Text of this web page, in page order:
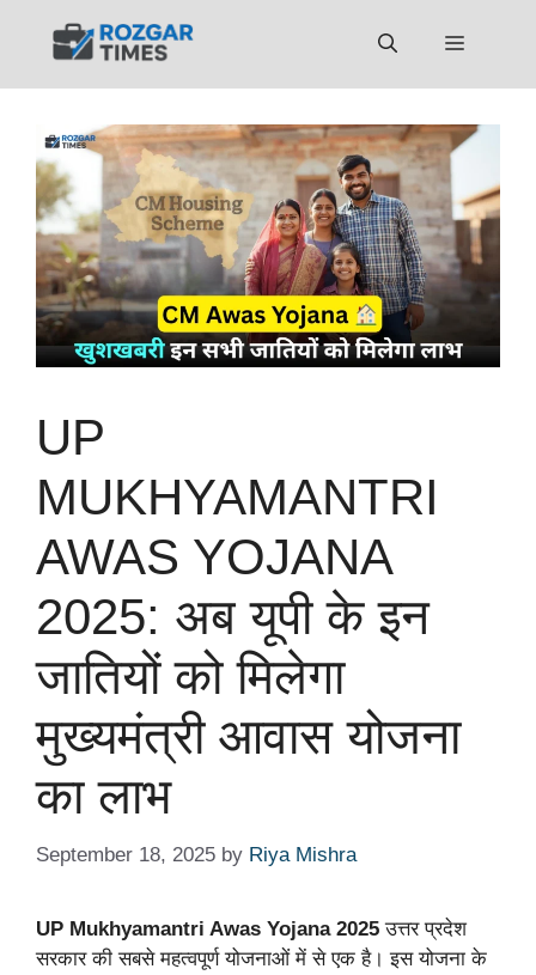
Menu
UP
MUKHYAMANTRI
AWAS YOJANA
2025: अब यूपी के इन
जातियों को मिलेगा
मुख्यमंत्री आवास योजना
का लाभ
September 18, 2025 by Riya Mishra
UP Mukhyamantri Awas Yojana 2025 उत्तर प्रदेश
सरकार की सबसे महत्वपूर्ण योजनाओं में से एक है। इस योजना के